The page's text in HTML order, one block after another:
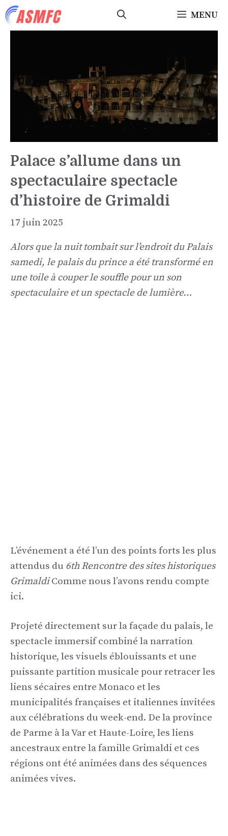
Aller
au
MENU
Palace s’allume dans un
spectaculaire spectacle
d’histoire de Grimaldi
17 juin 2025
Alors que la nuit tombait sur l’endroit du Palais
samedi, le palais du prince a été transformé en
une toile à couper le souffle pour un son
spectaculaire et un spectacle de lumière…
L’événement a été l’un des points forts les plus
attendus du 6th Rencontre des sites historiques
GrimaldiComme nous l’avons rendu compte
ici.
Projeté directement sur la façade du palais, le
spectacle immersif combiné la narration
historique, les visuels éblouissants et une
puissante partition musicale pour retracer les
liens sécaires entre Monaco et les
municipalités françaises et italiennes invitées
aux célébrations du week-end. De la province
de Parme à la Var et Haute-Loire, les liens
ancestraux entre la famille Grimaldi et ces
régions ont été animées dans des séquences
animées vives.